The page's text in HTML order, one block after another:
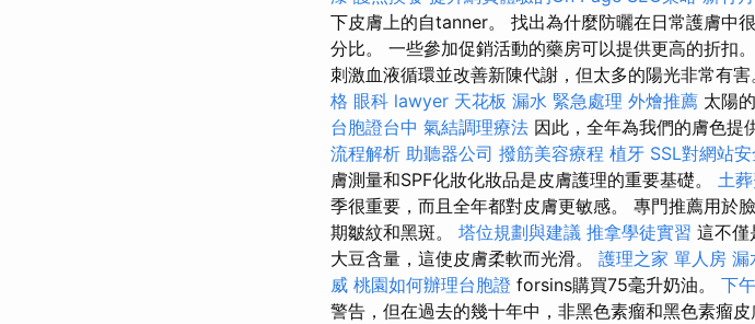
下皮膚上的自tanner。 找出為什麼防曬在日常護膚中
分比。 一些參加促銷活動的藥房可以提供更高的折扣
刺激血液循環並改善新陳代謝，但太多的陽光非常有害
格 眼科 lawyer 天花板 漏水 緊急處理 外燴推薦 太陽
台胞證台中 氣結調理療法 因此，全年為我們的膚色提
流程解析 助聽器公司 撥筋美容療程 植牙 SSL對網站
膚測量和SPF化妝化妝品是皮膚護理的重要基礎。 土
季很重要，而且全年都對皮膚更敏感。 專門推薦用於
期皺紋和黑斑。 塔位規劃與建議 推拿學徒實習 這不僅
大豆含量，這使皮膚柔軟而光滑。 護理之家 單人房 漏
威 桃園如何辦理台胞證 forsins購買75毫升奶油。 下
警告，但在過去的幾十年中，非黑色素瘤和黑色素瘤皮